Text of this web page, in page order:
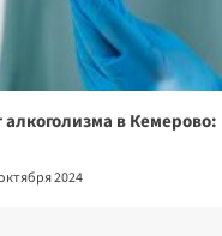
алкоголизма в
2024